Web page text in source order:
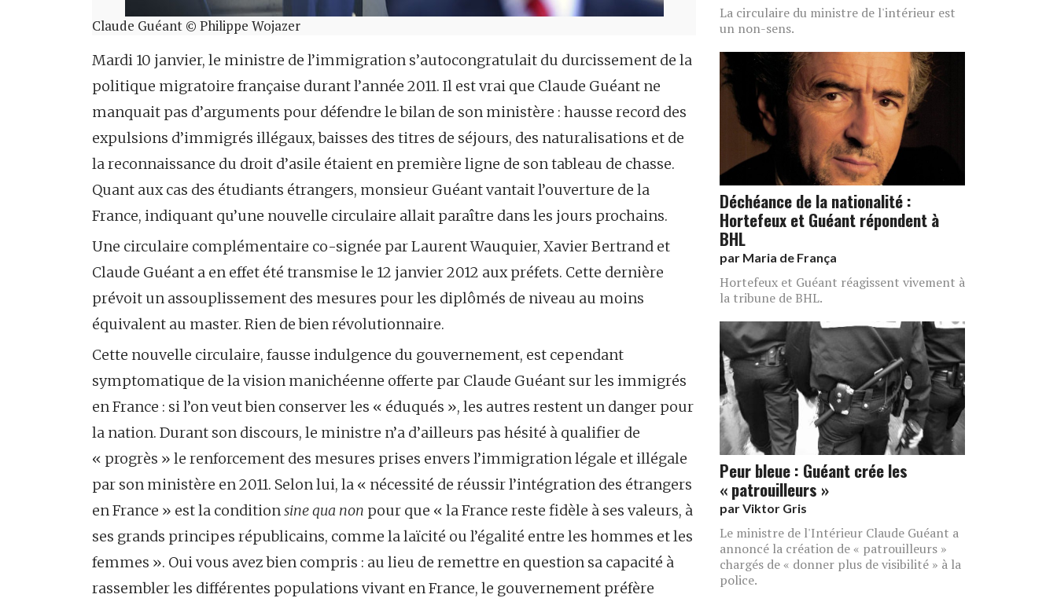
Claude Guéant © Philippe Wojazer
Mardi 10 janvier, le ministre de l’immigration s’autocongratulait du durcissement de la
politique migratoire française durant l’année 2011. Il est vrai que Claude Guéant ne
manquait pas d’arguments pour défendre le bilan de son ministère : hausse record des
expulsions d’immigrés illégaux, baisses des titres de séjours, des naturalisations et de
la reconnaissance du droit d’asile étaient en première ligne de son tableau de chasse.
Quant aux cas des étudiants étrangers, monsieur Guéant vantait l’ouverture de la
France, indiquant qu’une nouvelle circulaire allait paraître dans les jours prochains.
Une circulaire complémentaire co-signée par Laurent Wauquier, Xavier Bertrand et
Claude Guéant a en effet été transmise le 12 janvier 2012 aux préfets. Cette dernière
prévoit un assouplissement des mesures pour les diplômés de niveau au moins
équivalent au master. Rien de bien révolutionnaire.
Cette nouvelle circulaire, fausse indulgence du gouvernement, est cependant
symptomatique de la vision manichéenne offerte par Claude Guéant sur les immigrés
en France : si l’on veut bien conserver les « éduqués », les autres restent un danger pour
la nation. Durant son discours, le ministre n’a d’ailleurs pas hésité à qualifier de
« progrès » le renforcement des mesures prises envers l’immigration légale et illégale
par son ministère en 2011. Selon lui, la « nécessité de réussir l’intégration des étrangers
en France » est la conditionsine qua non pour que « la France reste fidèle à ses valeurs, à
ses grands principes républicains, comme la laïcité ou l’égalité entre les hommes et les
femmes ». Oui vous avez bien compris : au lieu de remettre en question sa capacité à
rassembler les différentes populations vivant en France, le gouvernement préfère
La circulaire du ministre de l'intérieur est
un non-sens.
Déchéance de la nationalité :
Hortefeux et Guéant répondent à
BHL
par Maria de França
Hortefeux et Guéant réagissent vivement à
la tribune de BHL.
Peur bleue : Guéant crée les
« patrouilleurs »
parViktor Gris
Le ministre de l'Intérieur Claude Guéant a
annoncé la création de « patrouilleurs »
chargés de « donner plus de visibilité » à la
police.